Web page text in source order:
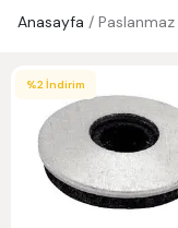
Anasayfa / Paslanmaz
%2İndirim